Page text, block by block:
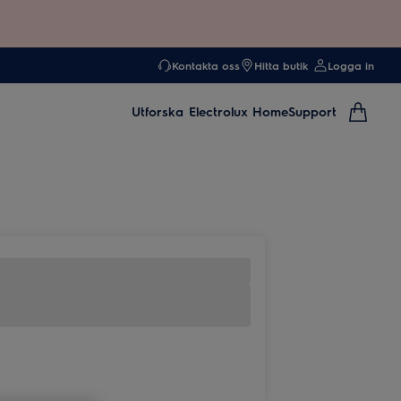
Kontakta oss Hitta butik Logga in
Utforska Electrolux HomeSupport